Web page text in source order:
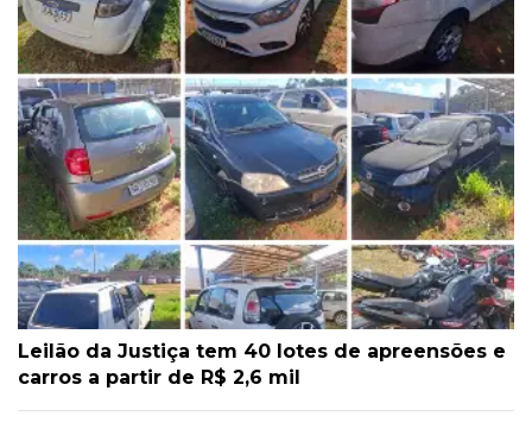
Leilão da Justiça tem 40 lotes de apreensões e
carros a partir de R$ 2,6 mil